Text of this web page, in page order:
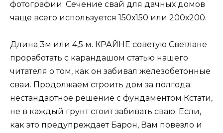
фотографии. Сечение свай для дачных домов
чаще всего используется 150х150 или 200х200.
Длина 3м или 4,5 м. КРАЙНЕ советую Светлане
проработать с карандашом статью нашего
читателя о том, как он забивал железобетонные
сваи. Продолжаем строить дом за полгода:
нестандартное решение с фундаментом Кстати,
не в каждый грунт стоит забивать сваю. Если,
как это предупреждает Барон, Вам повезло и